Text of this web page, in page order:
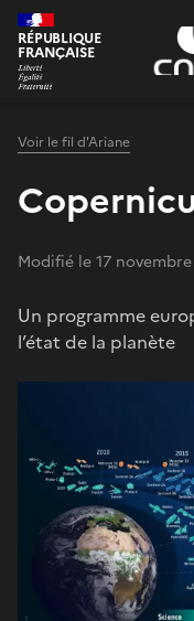
Panneau de gestion
RÉPUBLIQUE
FRANÇAISE
Voir le fil d'Ariane
Modifié le 17
Un programme
l’état de la planète